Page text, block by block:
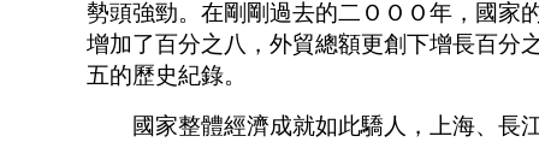
勢頭強勁。在剛剛過去的二ＯＯＯ年，國家
增加了百分之八，外貿總額更創下增長百分
五的歷史紀錄。
國家整體經濟成就如此驕人，上海、長